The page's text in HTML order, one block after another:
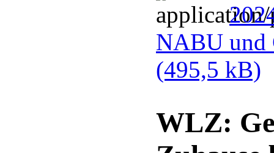
NABU und
(495,5 kB)
WLZ: